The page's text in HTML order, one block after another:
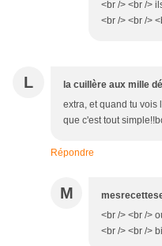
<br /> <br />
<br /> <br />
L la cuillère aux mille
extra, et quand tu vois
que c'est tout
Répondre
M
<br /> <br />
<br /> <br />